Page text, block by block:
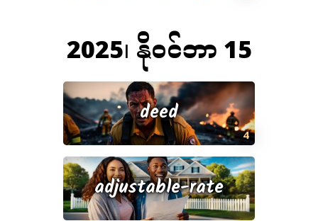
2025၊ နိုဝင်ဘာ 15
4
deed
adjustable-rate